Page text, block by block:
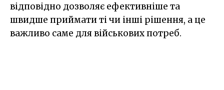
відповідно дозволяє ефективніше та
швидше приймати ті чи інші рішення, а це
важливо саме для військових потреб.